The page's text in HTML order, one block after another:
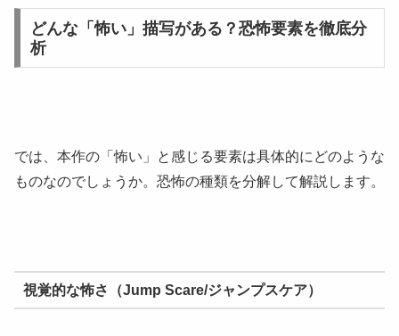
どんな「怖い」描写がある？恐怖要素を徹底分
析
では、本作の「怖い」と感じる要素は具体的にどのような
ものなのでしょうか。恐怖の種類を分解して解説します。
視覚的な怖さ（Jump Scare/ジャンプスケア）